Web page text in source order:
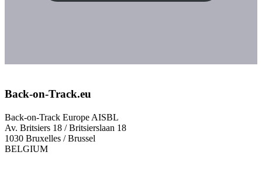
Back-on-Track.eu
Back-on-Track Europe AISBL
Av. Britsiers 18 / Britsierslaan 18
1030 Bruxelles / Brussel
BELGIUM